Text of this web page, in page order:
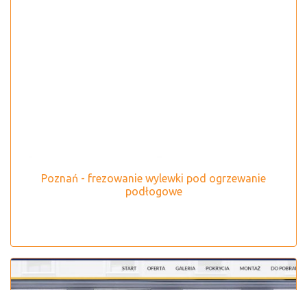
Poznań - frezowanie wylewki pod ogrzewanie
podłogowe